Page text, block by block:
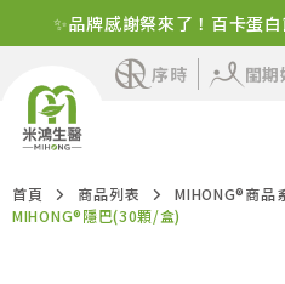
✨品牌感謝祭來了！百卡蛋
序時 閨期
首頁 商品列表 MIHONG®商品
MIHONG®隱巴(30顆/盒)